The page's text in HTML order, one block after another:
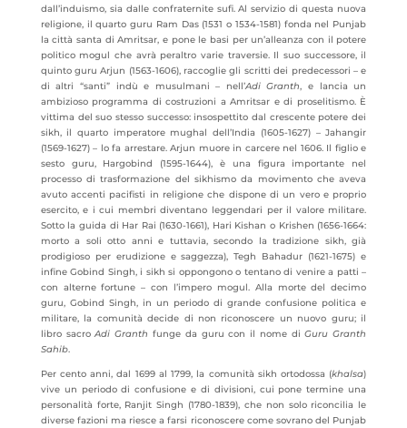
dall’induismo, sia dalle confraternite sufi. Al servizio di questa nuova
religione, il quarto guru Ram Das (1531 o 1534-1581) fonda nel Punjab
la città santa di Amritsar, e pone le basi per un’alleanza con il potere
politico mogul che avrà peraltro varie traversie. Il suo successore, il
quinto guru Arjun (1563-1606), raccoglie gli scritti dei predecessori – e
di altri “santi” indù e musulmani – nell’Adi Granth, e lancia un
ambizioso programma di costruzioni a Amritsar e di proselitismo. È
vittima del suo stesso successo: insospettito dal crescente potere dei
sikh, il quarto imperatore mughal dell’India (1605-1627) – Jahangir
(1569-1627) – lo fa arrestare. Arjun muore in carcere nel 1606. Il figlio e
sesto guru, Hargobind (1595-1644), è una figura importante nel
processo di trasformazione del sikhismo da movimento che aveva
avuto accenti pacifisti in religione che dispone di un vero e proprio
esercito, e i cui membri diventano leggendari per il valore militare.
Sotto la guida di Har Rai (1630-1661), Hari Kishan o Krishen (1656-1664:
morto a soli otto anni e tuttavia, secondo la tradizione sikh, già
prodigioso per erudizione e saggezza), Tegh Bahadur (1621-1675) e
infine Gobind Singh, i sikh si oppongono o tentano di venire a patti –
con alterne fortune – con l’impero mogul. Alla morte del decimo
guru, Gobind Singh, in un periodo di grande confusione politica e
militare, la comunità decide di non riconoscere un nuovo guru; il
libro sacroAdi Granth funge da guru con il nome diGuru Granth
Sahib.
Per cento anni, dal 1699 al 1799, la comunità sikh ortodossa (khalsa)
vive un periodo di confusione e di divisioni, cui pone termine una
personalità forte, Ranjit Singh (1780-1839), che non solo riconcilia le
diverse fazioni ma riesce a farsi riconoscere come sovrano del Punjab